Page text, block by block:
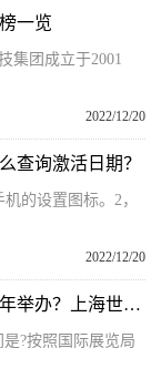
一览
集团成立于2001
2022/12/20
查询激活日期？
的设置图标。2，
2022/12/20
上海世博会时间是哪一年？上海世博会哪年举办？上海世博会召开时间
?按照国际展览局